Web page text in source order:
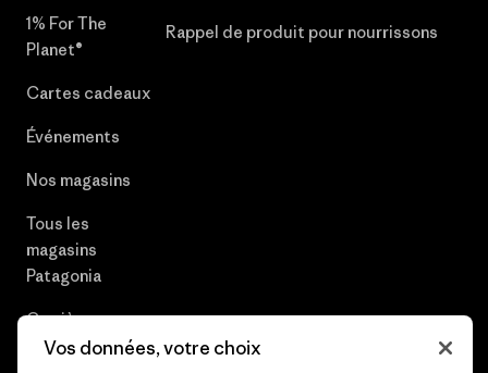
1% For The
Planet®
Cartes cadeaux
Événements
Nos magasins
Tous les
magasins
Patagonia
Carrières
Rappel de produit pour nourrissons
Vos données, votre choix